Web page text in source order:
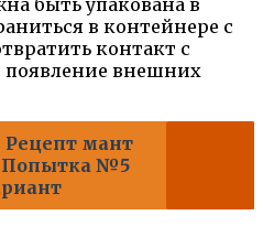
быть упакована в
в контейнере с
контакт с
внешних
Рецепт мант
Попытка №5